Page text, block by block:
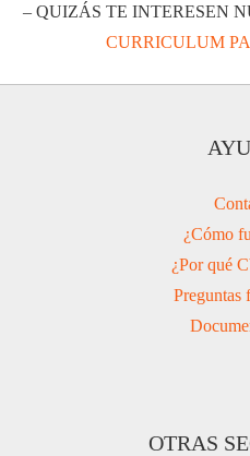
– QUIZÁS TE INTERESEN
CURRICULUM
¿Cómo
¿Por qué
Preguntas
OTRAS